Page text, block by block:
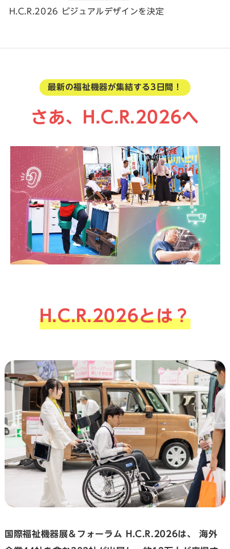
H.C.R.2026 ビジュアルデザインを決定
最新の福祉機器が集結する3日間！
さあ、H.C.R.2026へ
H.C.R.2026とは？
国際福祉機器展＆フォーラム H.C.R.2026は、
海外